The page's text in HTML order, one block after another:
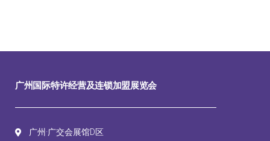
广州国际特许经营及连锁加盟展览会
广州·广交会展馆D区